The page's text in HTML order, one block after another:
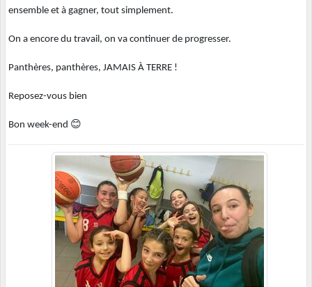
ensemble et à gagner, tout simplement.
On a encore du travail, on va continuer de progresser.
Panthères, panthères, JAMAIS À TERRE !
Reposez-vous bien
Bon week-end 😊